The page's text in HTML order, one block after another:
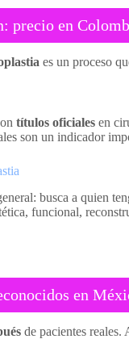
precio en
es un proceso
títulos oficiales en
son un indicador
busca a quien
funcional,
en
de pacientes